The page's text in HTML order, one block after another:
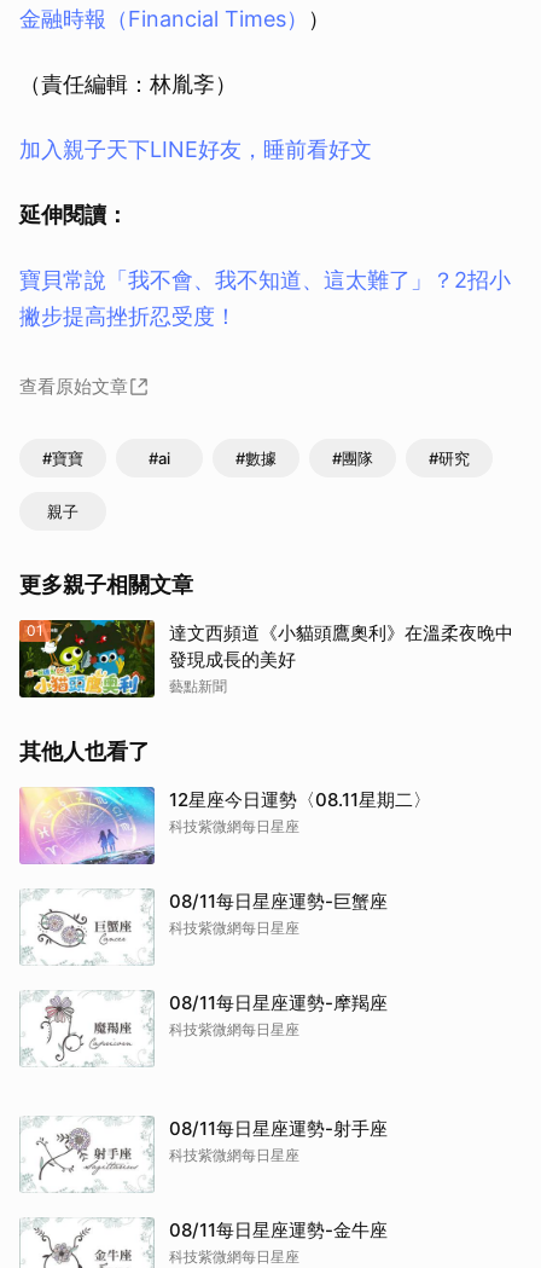
金融時報（Financial Times）
）
（責任編輯：林胤斈）
加入親子天下LINE好友，睡前看好文
延伸閱讀：
寶貝常說「我不會、我不知道、這太難了」？2招小
撇步提高挫折忍受度！
查看原始文章
#寶寶 #ai #數據 #團隊 #研究
親子
更多親子相關文章
01
達文西頻道《小貓頭鷹奧利》在溫柔夜晚中
發現成長的美好
藝點新聞
其他人也看了
12星座今日運勢〈08.11星期二〉
科技紫微網每日星座
08/11每日星座運勢-巨蟹座
科技紫微網每日星座
08/11每日星座運勢-摩羯座
科技紫微網每日星座
08/11每日星座運勢-射手座
科技紫微網每日星座
08/11每日星座運勢-金牛座
科技紫微網每日星座